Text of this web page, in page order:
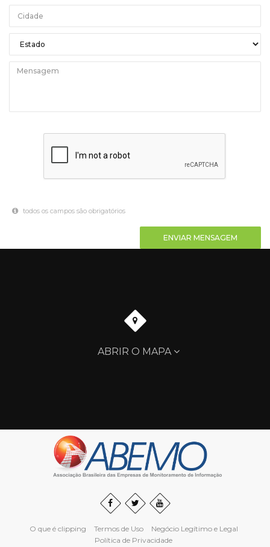
todos os campos são obrigatórios
ENVIAR MENSAGEM
ABRIR O MAPA
O que é clipping Termos de Uso
Negócio Legítimo e Legal
Política de Privacidade